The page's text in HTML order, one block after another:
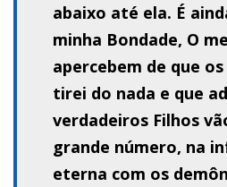
abaixo até ela. É
minha Bondade, O
apercebem de que
tirei do nada e que
verdadeiros Filhos
grande número, na
eterna com os